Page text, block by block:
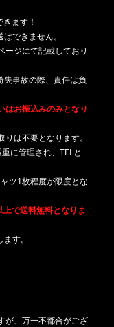
ます！
できません。
ージにて記載しており
事故の際、責任は負
はお振込みのみとなり
は不要となります。
に管理され、TELと
ツ1枚程度が限度とな
で送料無料となりま
す。
が、万一不都合がござ